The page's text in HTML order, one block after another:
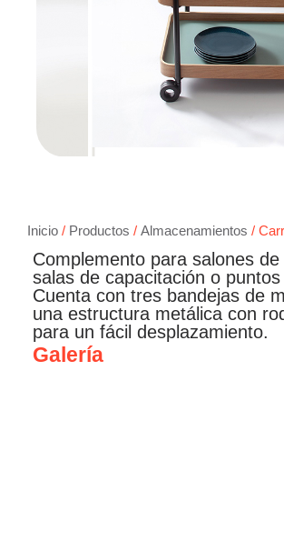
Inicio / Productos / Almacenamientos /
Complemento para salones de
salas de capacitación o
Cuenta con tres bandejas de
una estructura metálica con
para un fácil desplazamiento.
Galería